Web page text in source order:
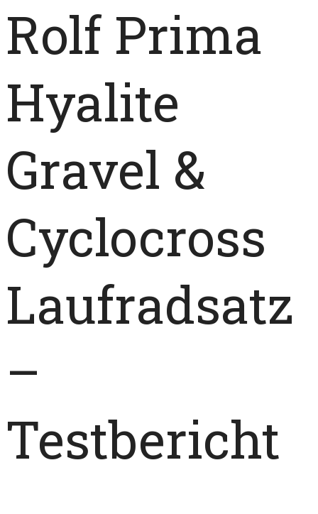
Rolf Prima
Hyalite
Gravel &
Cyclocross
Laufradsatz
–
Testbericht